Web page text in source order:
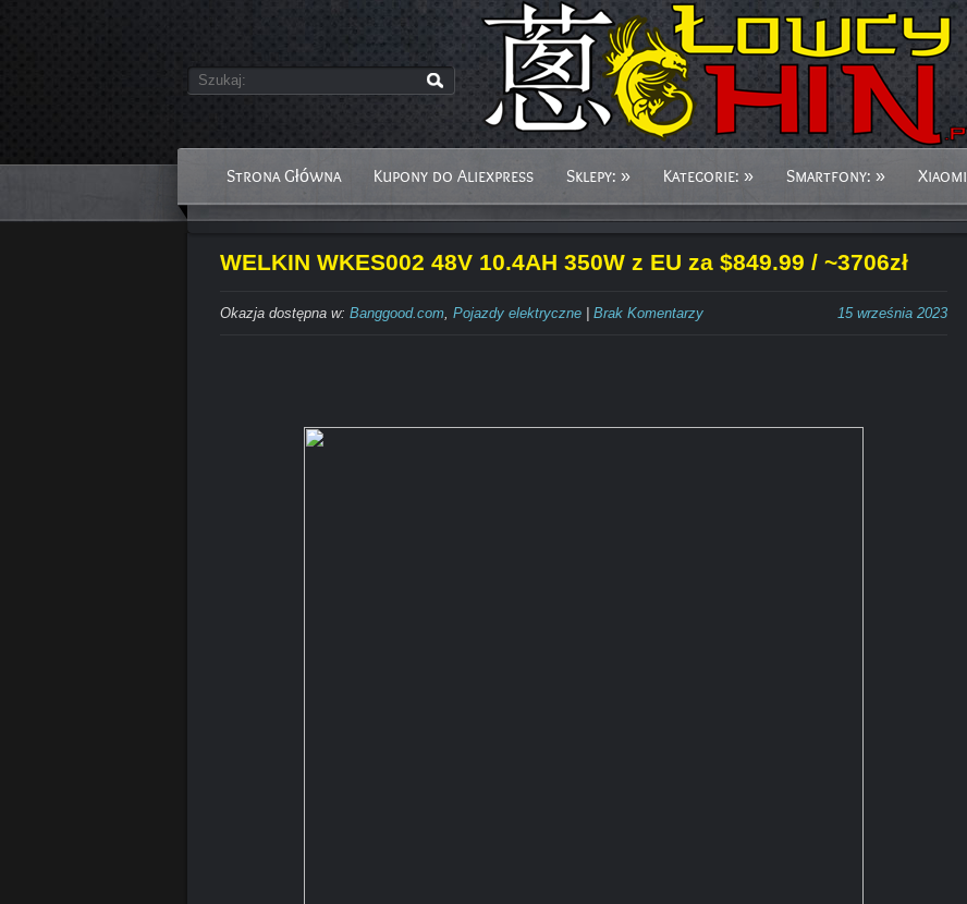
Strona Główna Kupony do Aliexpress Sklepy: » Kategorie: » Smartfony: » Xiaomi
WELKIN WKES002 48V 10.4AH 350W z EU za $849.99 / ~3706zł
15 września 2023
Okazja dostępna w: Banggood.com, Pojazdy elektryczne Brak Komentarzy